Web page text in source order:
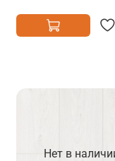
Нет в